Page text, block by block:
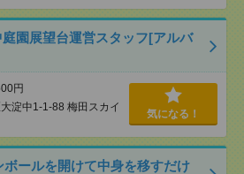
庭園展望台運営スタッフ[アルバ
円
淀中1-1-88 梅田スカイ
気になる！
ールを開けて中身を移すだけ